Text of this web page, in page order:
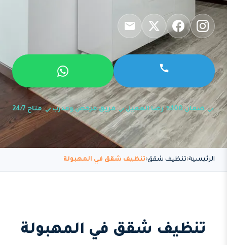
ضمان 100% رضا العميل فريق مرخص ومدرب متاح 24/7
الرئيسية تنظيف شقق تنظيف شقق في المهبولة
تنظيف شقق في المهبولة